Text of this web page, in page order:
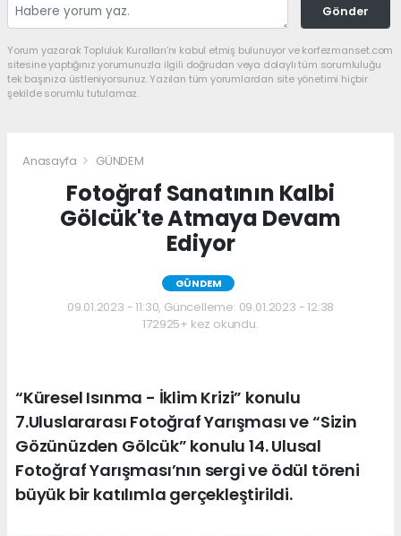
Gönder
Yorum yazarak Topluluk Kuralları’nı kabul etmiş bulunuyor ve korfezmanset.com
sitesine yaptığınız yorumunuzla ilgili doğrudan veya dolaylı tüm sorumluluğu
tek başınıza üstleniyorsunuz. Yazılan tüm yorumlardan site yönetimi hiçbir
şekilde sorumlu tutulamaz.
Anasayfa GÜNDEM
Fotoğraf Sanatının Kalbi
Gölcük'te Atmaya Devam
Ediyor
GÜNDEM
09.01.2023 - 11:30, Güncelleme: 09.01.2023 - 12:38
172925+ kez okundu.
“Küresel Isınma - İklim Krizi” konulu
7.Uluslararası Fotoğraf Yarışması ve “Sizin
Gözünüzden Gölcük” konulu 14. Ulusal
Fotoğraf Yarışması’nın sergi ve ödül töreni
büyük bir katılımla gerçekleştirildi.